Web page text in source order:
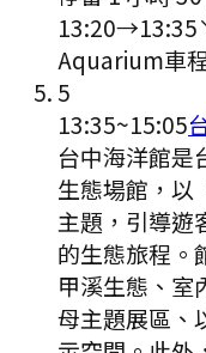
13:20→13:35
Aquarium車
5
13:35~15:05
台中海洋館是
生態場館，以
主題，引導遊
的生態旅程。
甲溪生態、室
母主題展區、